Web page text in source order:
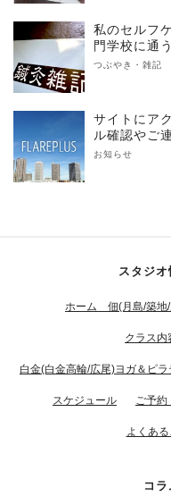
私のセルフ
門学校に通
つぶやき・雑記
サイトにア
ル確認やご
お知らせ
スタジ
ホーム 佃(月島/築地/
クラス内
白金(白金高輪/広尾)ヨガ＆ピ
スケジュール ご予約
よくあ
コ